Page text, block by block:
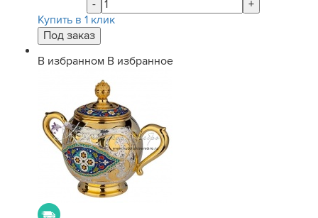
-
+
Купить в 1 клик
В избранном В избранное